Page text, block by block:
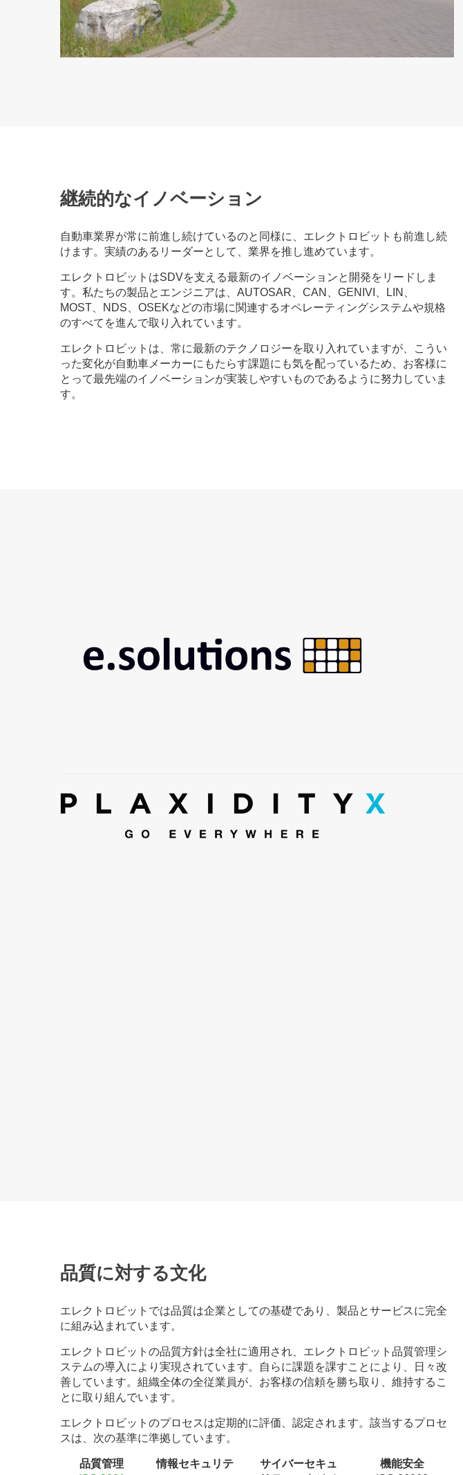
継続的なイノベーション
自動車業界が常に前進し続けているのと同様に、エレクトロビットも前進し続
けます。実績のあるリーダーとして、業界を推し進めています。
エレクトロビットはSDVを支える最新のイノベーションと開発をリードしま
す。私たちの製品とエンジニアは、AUTOSAR、CAN、GENIVI、LIN、
MOST、NDS、OSEKなどの市場に関連するオペレーティングシステムや規格
のすべてを進んで取り入れています。
エレクトロビットは、常に最新のテクノロジーを取り入れていますが、こうい
った変化が自動車メーカーにもたらす課題にも気を配っているため、お客様に
とって最先端のイノベーションが実装しやすいものであるように努力していま
す。
品質に対する文化
エレクトロビットでは品質は企業としての基礎であり、製品とサービスに完全
に組み込まれています。
エレクトロビットの品質方針は全社に適用され、エレクトロビット品質管理シ
ステムの導入により実現されています。自らに課題を課すことにより、日々改
善しています。組織全体の全従業員が、お客様の信頼を勝ち取り、維持するこ
とに取り組んでいます。
エレクトロビットのプロセスは定期的に評価、認定されます。該当するプロセ
スは、次の基準に準拠しています。
品質管理
情報セキュリテ
サイバーセキュ
機能安全